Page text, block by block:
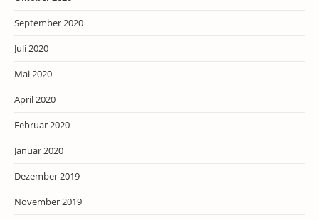
September 2020
Juli 2020
Mai 2020
April 2020
Februar 2020
Januar 2020
Dezember 2019
November 2019